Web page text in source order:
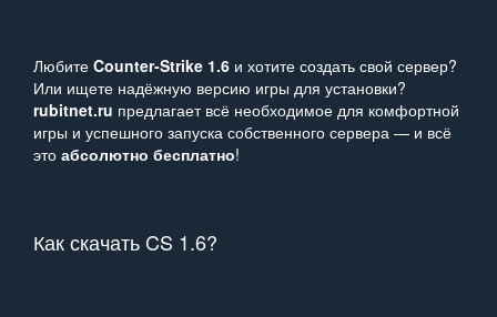
Любите Counter‑Strike 1.6 и хотите создать свой сервер?
Или ищете надёжную версию игры для установки?
rubitnet.ru предлагает всё необходимое для комфортной
игры и успешного запуска собственного сервера — и всё
это абсолютно бесплатно!
Как скачать CS 1.6?